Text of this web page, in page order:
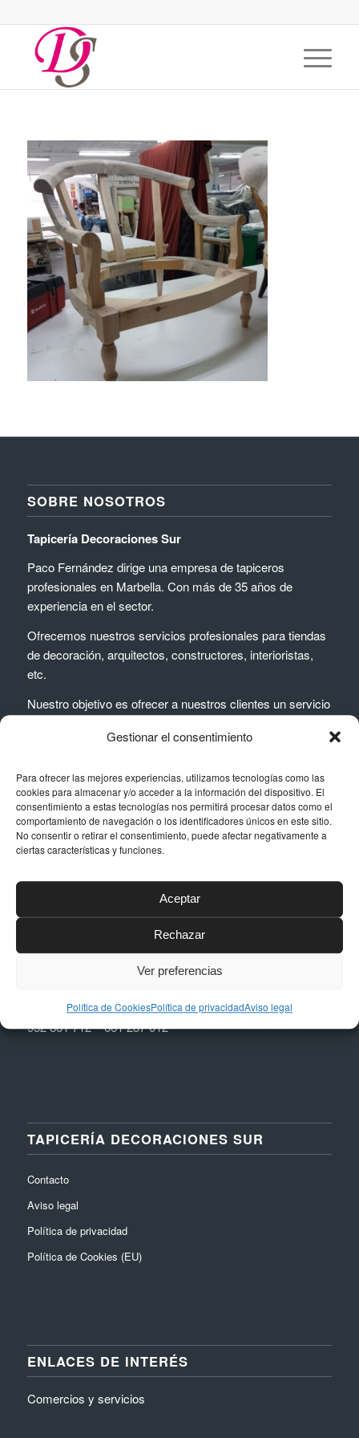
Gestionar el consentimiento
Para ofrecer las mejores experiencias, utilizamos tecnologías como las
cookies para almacenar y/o acceder a la información del dispositivo. El
consentimiento a estas tecnologías nos permitirá procesar datos como el
comportamiento de navegación o los identificadores únicos en este sitio.
No consentir o retirar el consentimiento, puede afectar negativamente a
ciertas características y funciones.
Aceptar
Rechazar
Ver preferencias
Política de CookiesPolítica de privacidadAviso legal
SOBRE NOSOTROS
Tapicería Decoraciones Sur
Paco Fernández dirige una empresa de tapiceros
profesionales en Marbella. Con más de 35 años de
experiencia en el sector.
Ofrecemos nuestros servicios profesionales para tiendas
de decoración, arquitectos, constructores, interioristas,
etc.
Nuestro objetivo es ofrecer a nuestros clientes un servicio
calidades del sector.
DATOS DE CONTACTO
Calle Níquel, 24, Polígono La Albarizas,
29603, Marbella (Málaga)
Email
taller@dstapiceria.com
Teléfono
952 861 712 – 661 287 012
TAPICERÍA DECORACIONES SUR
Contacto
Aviso legal
Política de privacidad
Política de Cookies (EU)
ENLACES DE INTERÉS
Comercios y servicios